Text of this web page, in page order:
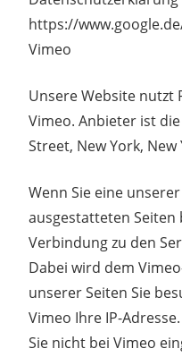
https://
Vimeo
Unsere Website nutzt
Vimeo. Anbieter ist
Street, New York, New
Wenn Sie eine
ausgestatteten Seiten
Verbindung zu den
Dabei wird dem
unserer Seiten Sie
Vimeo Ihre IP-
Sie nicht bei Vimeo